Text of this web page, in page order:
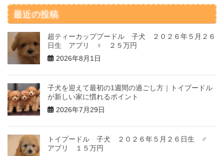
最近の投稿
超ティーカッププードル 子犬 ２０２６年５月２６
日生 アプリ ♀ ２５万円
2026年8月1日
子犬を迎えて最初の1週間の過ごし方｜トイプードル
が新しい家に慣れるポイント
2026年7月29日
トイプードル 子犬 ２０２６年５月２６日生 ♂
アプリ １５万円